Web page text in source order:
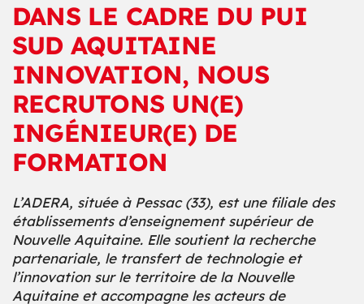
DANS LE CADRE DU PUI
SUD AQUITAINE
INNOVATION, NOUS
RECRUTONS UN(E)
INGÉNIEUR(E) DE
FORMATION
L’ADERA, située à Pessac (33), est une filiale des
établissements d’enseignement supérieur de
Nouvelle Aquitaine. Elle soutient la recherche
partenariale, le transfert de technologie et
l’innovation sur le territoire de la Nouvelle
Aquitaine et accompagne les acteurs de